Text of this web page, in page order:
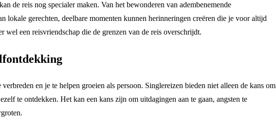
de reis nog specialer maken. Van het bewonderen van adembenemende
lokale gerechten, deelbare momenten kunnen herinneringen creëren die je voor altijd
wel een reisvriendschap die de grenzen van de reis overschrijdt.
en je te helpen groeien als persoon. Singlereizen bieden niet alleen de kans om
te ontdekken. Het kan een kans zijn om uitdagingen aan te gaan, angsten te